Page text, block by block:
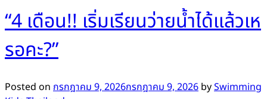
“4 เดือน!! เริ่มเรียนว่ายน้ำได้แล้วเห
รอคะ?”
Posted on กรกฎาคม 9, 2026กรกฎาคม 9, 2026 bySwimming